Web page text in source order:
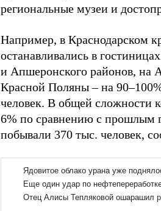
региональные музеи и
Например, в Краснодарском
останавливались в
и Апшеронского районов, на
Красной Поляны – на
человек. В общей сложности
6% по сравнению с прошлым
побывали 370 тыс. человек,